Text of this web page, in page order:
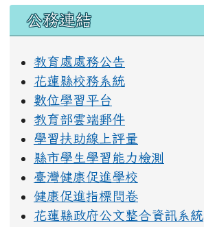
右邊區域內容
公務連結
教育處處務公告
花蓮縣校務系統
數位學習平台
教育部雲端郵件
學習扶助線上評量
縣市學生學習能力檢測
臺灣健康促進學校
健康促進指標問卷
花蓮縣政府公文整合資訊系統